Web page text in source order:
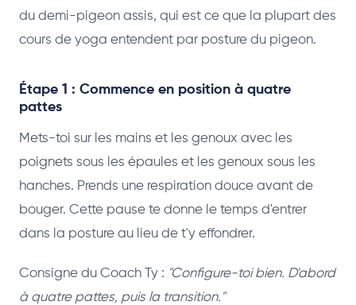
du demi-pigeon assis, qui est ce que la plupart des
cours de yoga entendent par posture du pigeon.
Étape 1 : Commence en position à quatre
pattes
Mets-toi sur les mains et les genoux avec les
poignets sous les épaules et les genoux sous les
hanches. Prends une respiration douce avant de
bouger. Cette pause te donne le temps d'entrer
dans la posture au lieu de t'y effondrer.
Consigne du Coach Ty : "Configure-toi bien. D'abord
à quatre pattes, puis la transition."